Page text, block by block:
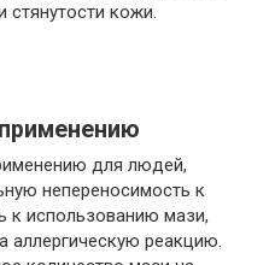
стянутости кожи.
для людей,
непереносимость к
к использованию мази,
аллергическую реакцию.